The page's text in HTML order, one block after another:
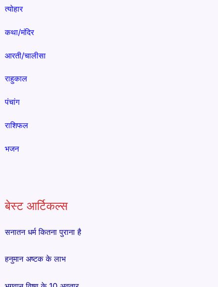
त्योहार
कथा/मंदिर
आरती/चालीसा
राहुकाल
पंचांग
राशिफल
भजन
बेस्ट आर्टिकल्स
सनातन धर्म कितना पुराना है
हनुमान अष्टक के लाभ